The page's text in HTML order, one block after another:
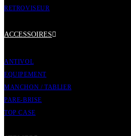
RETROVISEUR
ACCESSOIRES
ANTIVOL
EQUIPEMENT
MANCHON / TABLIER
PARE-BRISE
TOP CASE